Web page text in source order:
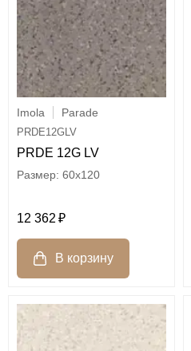
Imola Parade
PRDE12GLV
PRDE 12G LV
60x120
12 362